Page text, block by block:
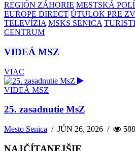
REGIÓN ZÁHORIE MESTSKÁ
EUROPE DIRECT ÚTULOK PRE
TELEVÍZIA MSKS SENICA
CENTRUM
VIDEÁ MSZ
VIAC
VIDEÁ MSZ
25. zasadnutie MsZ
Mesto Senica /JÚN 26, 2026 /
NAJČÍTANEJŠIE